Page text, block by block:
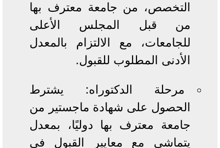
التخصص، من جامعة معترف بها
من قبل المجلس الأعلى
للجامعات، مع الالتزام بالمعدل
الأدنى المطلوب للقبول.
مرحلة الدكتوراه: يشترط
الحصول على شهادة ماجستير من
جامعة معترف بها دوليًا، بمعدل
يتماشى مع معايير القبول في